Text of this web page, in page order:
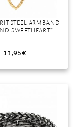
STEEL ARMBAND
SWEETHEART”
11,95€